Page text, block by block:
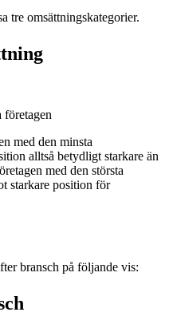
tre omsättningskategorier.
med den minsta
alltså betydligt starkare än
med den största
starkare position för
bransch på följande vis: